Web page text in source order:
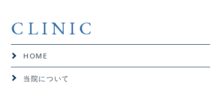
CLINIC
HOME
当院について